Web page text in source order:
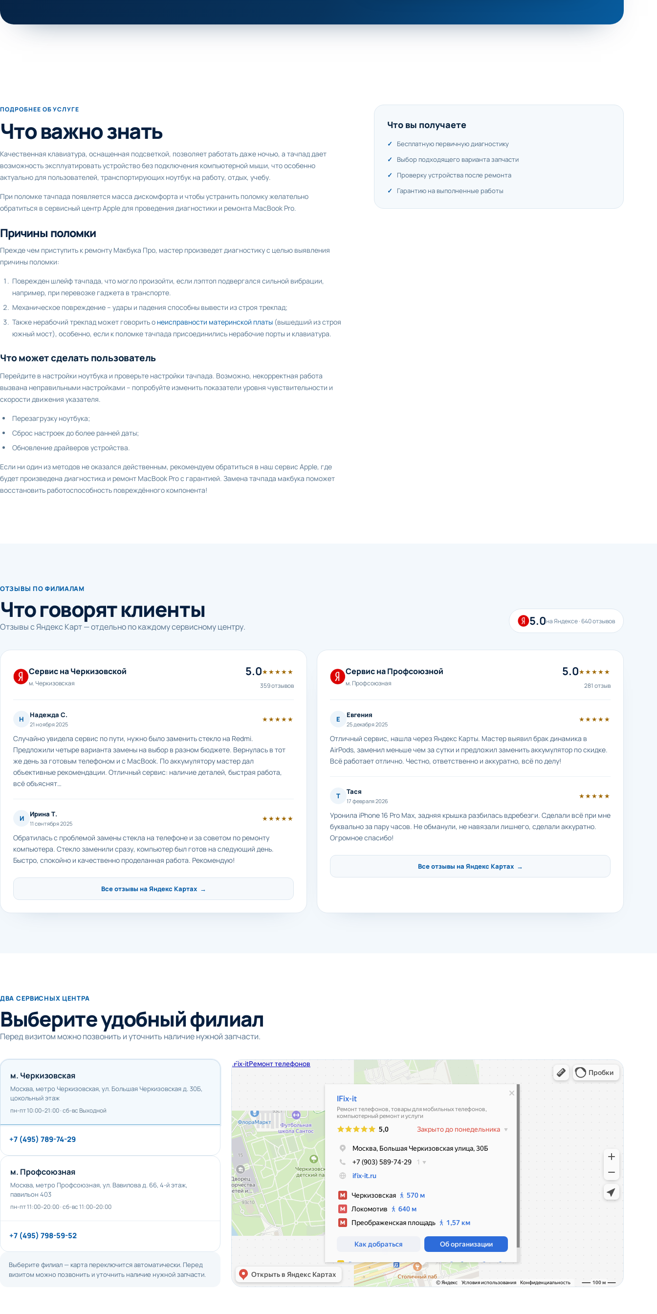
ПОДРОБНЕЕ ОБ УСЛУГЕ
Что важно знать
Качественная клавиатура, оснащенная подсветкой, позволяет работать даже ночью, а тачпад дает
возможность эксплуатировать устройство без подключения компьютерной мыши, что особенно
актуально для пользователей, транспортирующих ноутбук на работу, отдых, учебу.
При поломке тачпада появляется масса дискомфорта и чтобы устранить поломку желательно
обратиться в сервисный центр Apple для проведения диагностики и ремонта MacBook Pro.
Причины поломки
Прежде чем приступить к ремонту Макбука Про, мастер произведет диагностику с целью выявления
причины поломки:
Поврежден шлейф тачпада, что могло произойти, если лэптоп подвергался сильной вибрации,
например, при перевозке гаджета в транспорте.
Механическое повреждение – удары и падения способны вывести из строя трекпад;
Также нерабочий трекпад может говорить о неисправности материнской платы (вышедший из строя
южный мост), особенно, если к поломке тачпада присоединились нерабочие порты и клавиатура.
Что может сделать пользователь
Перейдите в настройки ноутбука и проверьте настройки тачпада. Возможно, некорректная работа
вызвана неправильными настройками – попробуйте изменить показатели уровня чувствительности и
скорости движения указателя.
Перезагрузку ноутбука;
Сброс настроек до более ранней даты;
Обновление драйверов устройства.
Если ни один из методов не оказался действенным, рекомендуем обратиться в наш сервис Apple, где
будет произведена диагностика и ремонт MacBook Pro с гарантией. Замена тачпада макбука поможет
восстановить работоспособность повреждённого компонента!
Что вы получаете
Бесплатную первичную диагностику
Выбор подходящего варианта запчасти
Проверку устройства после ремонта
Гарантию на выполненные работы
ОТЗЫВЫ ПО ФИЛИАЛАМ
Что говорят клиенты
Отзывы с Яндекс Карт — отдельно по каждому сервисному центру. 5.0на Яндексе · 640 отзывов
Сервис на Черкизовской
м. Черкизовская
5.0★★★★★
359 отзывов
Н Надежда С.
21 ноября 2025
★★★★★
Случайно увидела сервис по пути, нужно было заменить стекло на Redmi.
Предложили четыре варианта замены на выбор в разном бюджете. Вернулась в тот
же день за готовым телефоном и с MacBook. По аккумулятору мастер дал
объективные рекомендации. Отличный сервис: наличие деталей, быстрая работа,
всё объяснят…
И Ирина Т.
11 сентября 2025
★★★★★
Обратилась с проблемой замены стекла на телефоне и за советом по ремонту
компьютера. Стекло заменили сразу, компьютер был готов на следующий день.
Быстро, спокойно и качественно проделанная работа. Рекомендую!
Все отзывы на Яндекс Картах →
Сервис на Профсоюзной
м. Профсоюзная
5.0★★★★★
281 отзыв
Е Евгения
25 декабря 2025
★★★★★
Отличный сервис, нашла через Яндекс Карты. Мастер выявил брак динамика в
AirPods, заменил меньше чем за сутки и предложил заменить аккумулятор по скидке.
Всё работает отлично. Честно, ответственно и аккуратно, всё по делу!
Т Тася
17 февраля 2026
★★★★★
Уронила iPhone 16 Pro Max, задняя крышка разбилась вдребезги. Сделали всё при мне
буквально за пару часов. Не обманули, не навязали лишнего, сделали аккуратно.
Огромное спасибо!
Все отзывы на Яндекс Картах →
ДВА СЕРВИСНЫХ ЦЕНТРА
Выберите удобный филиал
Перед визитом можно позвонить и уточнить наличие нужной запчасти.
м. Черкизовская
Москва, метро Черкизовская, ул. Большая Черкизовская д. 30Б,
цокольный этаж
пн-пт 10:00–21:00 · сб-вс Выходной
+7 (495) 789-74-29
м. Профсоюзная
Москва, метро Профсоюзная, ул. Вавилова д. 66, 4-й этаж,
павильон 403
пн-пт 11:00–20:00 · сб-вс 11:00–20:00
+7 (495) 798-59-52
Выберите филиал — карта переключится автоматически. Перед
визитом можно позвонить и уточнить наличие нужной запчасти.